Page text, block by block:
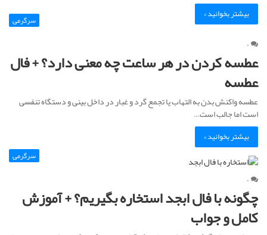
بیشتر بخوانید »
سرگرمی
۰
عطسه کردن در هر ساعت چه معنی دارد؟ + فال
عطسه
عطسه واکنش بدن به التهاب یا تجمع گرد و غبار در داخل بینی و دستگاه تنفسی
است اما جالب است…
بیشتر بخوانید »
سرگرمی
۰
چگونه با فال ابجد استخاره بگیریم؟ + آموزش
کامل و جواب